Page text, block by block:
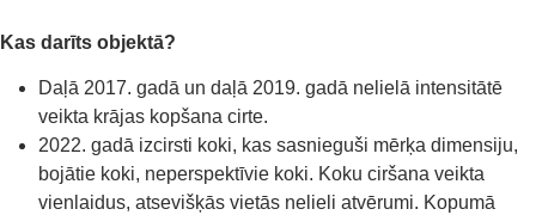
Kas darīts objektā?
Daļā 2017. gadā un daļā 2019. gadā nelielā intensitātē
veikta krājas kopšana cirte.
2022. gadā izcirsti koki, kas sasnieguši mērķa dimensiju,
bojātie koki, neperspektīvie koki. Koku ciršana veikta
vienlaidus, atsevišķās vietās nelieli atvērumi. Kopumā